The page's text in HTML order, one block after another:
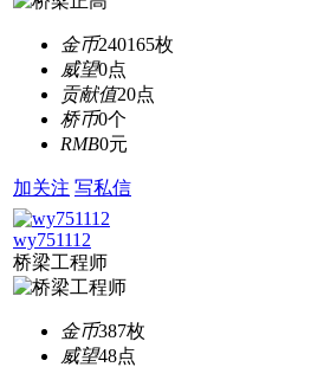
金币240165枚
威望0点
贡献值20点
桥币0个
RMB0元
加关注 写私信
wy751112
桥梁工程师
金币387枚
威望48点